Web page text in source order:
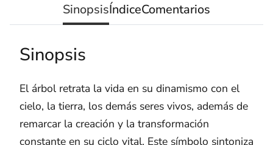
SinopsisÍndiceComentarios
Sinopsis
El árbol retrata la vida en su dinamismo con el
cielo, la tierra, los demás seres vivos, además de
remarcar la creación y la transformación
constante en su ciclo vital. Este símbolo sintoniza